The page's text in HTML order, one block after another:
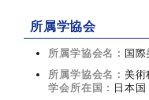
所属学協会
所属学協会名： 国
所属学協会名： 美術
学会所在国： 日本国